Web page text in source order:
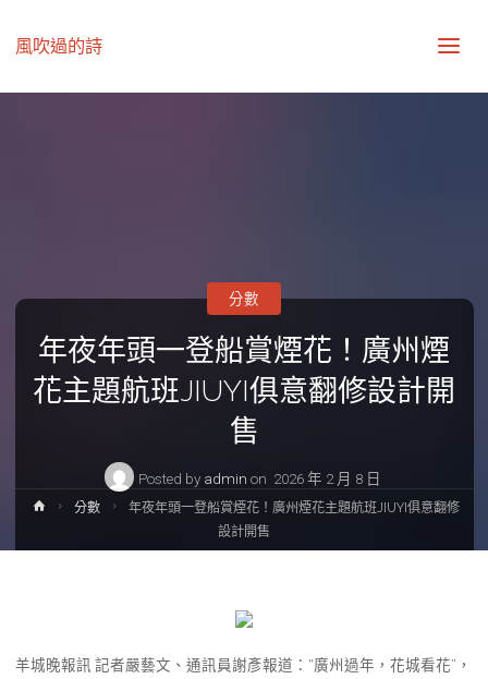
風吹過的詩
年夜年頭一登船賞煙花！廣州煙
花主題航班JIUYI俱意翻修設計開
售
Posted by admin on 2026 年 2 月 8 日
分數
Home分數
年夜年頭一登船賞煙花！廣州煙花主題航班JIUYI俱意翻修
設計開售
羊城晚報訊 記者嚴藝文、通訊員謝彥報道：“廣州過年，花城看花”，